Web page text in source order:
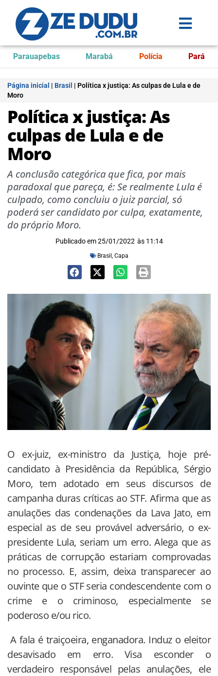
Parauapebas Marabá Polícia Pará
Página inicial | Brasil | Política x justiça: As culpas de Lula e de
Moro
Política x justiça: As
culpas de Lula e de
Moro
A conclusão categórica que fica, por mais
paradoxal que pareça, é: Se realmente Lula é
culpado, como concluiu o juiz parcial, só
poderá ser candidato por culpa, exatamente,
do próprio Moro.
Publicado em 25/01/2022 às 11:14
Brasil , Capa
O ex-juiz, ex-ministro da Justiça, hoje pré-
candidato à Presidência da República, Sérgio
Moro, tem adotado em seus discursos de
campanha duras críticas ao STF. Afirma que as
anulações das condenações da Lava Jato, em
especial as de seu provável adversário, o ex-
presidente Lula, seriam um erro. Alega que as
práticas de corrupção estariam comprovadas
no processo. E, assim, deixa transparecer ao
ouvinte que o STF seria condescendente com o
crime e o criminoso, especialmente se
poderoso e/ou rico.
A fala é traiçoeira, enganadora. Induz o eleitor
desavisado em erro. Visa esconder o
verdadeiro responsável pelas anulações, ele